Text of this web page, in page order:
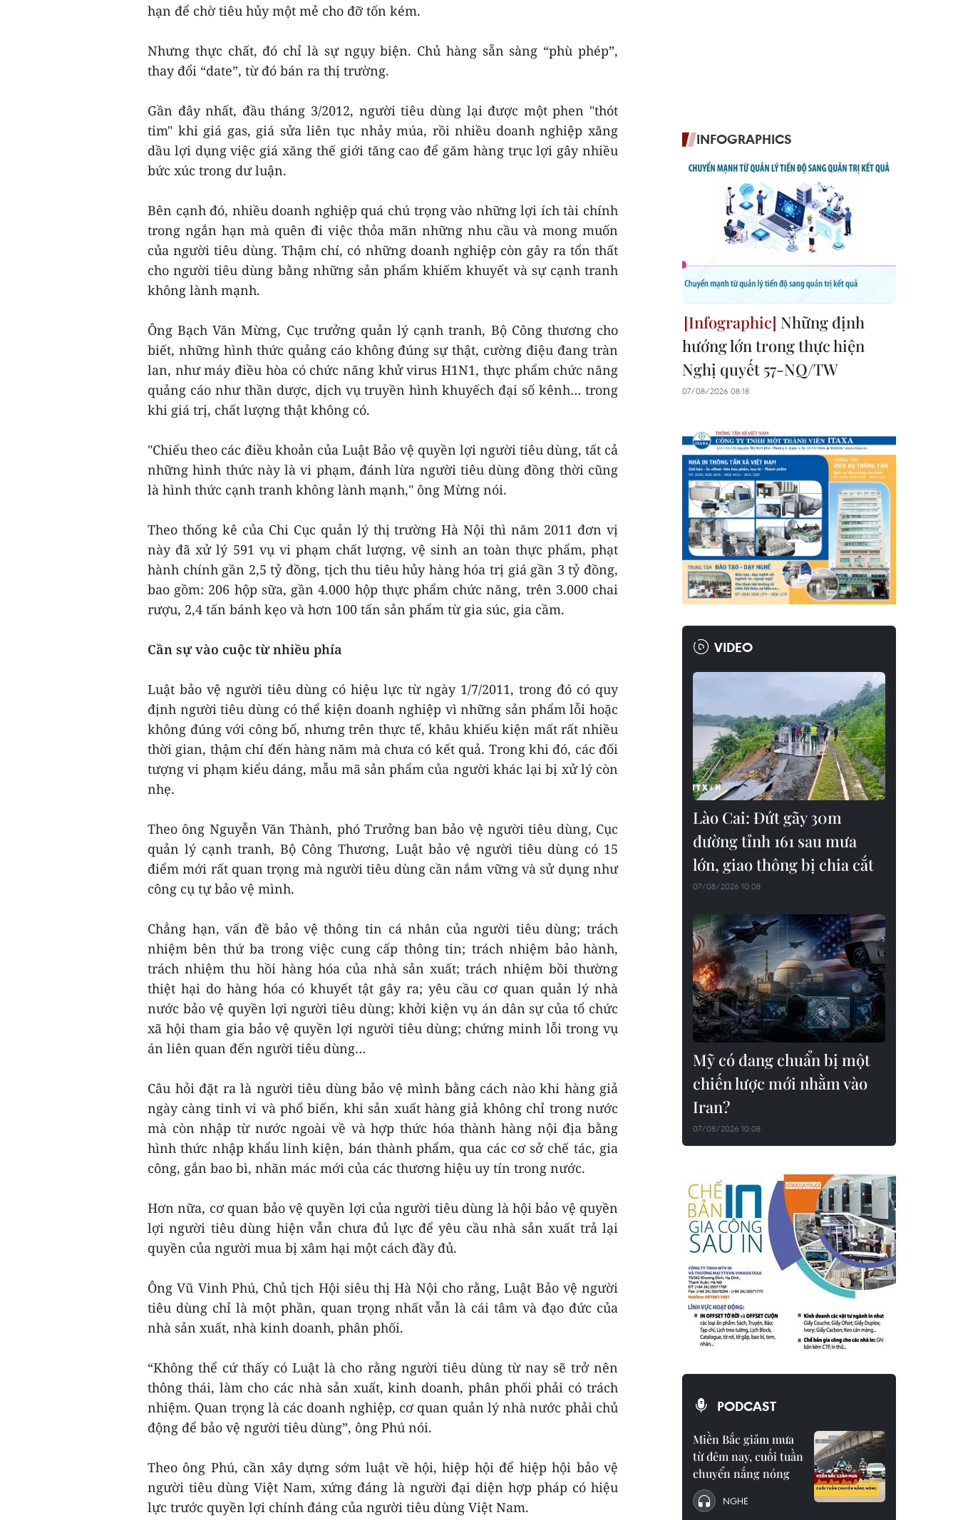
hạn để chờ tiêu hủy một mẻ cho đỡ tốn kém.
Nhưng thực chất, đó chỉ là sự ngụy biện. Chủ hàng sẵn sàng “phù phép”,
thay đổi “date”, từ đó bán ra thị trường.
Gần đây nhất, đầu tháng 3/2012, người tiêu dùng lại được một phen "thót
tim" khi giá gas, giá sửa liên tục nhảy múa, rồi nhiều doanh nghiệp xăng
dầu lợi dụng việc giá xăng thế giới tăng cao để găm hàng trục lợi gây nhiều
bức xúc trong dư luận.
Bên cạnh đó, nhiều doanh nghiệp quá chú trọng vào những lợi ích tài chính
trong ngắn hạn mà quên đi việc thỏa mãn những nhu cầu và mong muốn
của người tiêu dùng. Thậm chí, có những doanh nghiệp còn gây ra tổn thất
cho người tiêu dùng bằng những sản phẩm khiếm khuyết và sự cạnh tranh
không lành mạnh.
Ông Bạch Văn Mừng, Cục trưởng quản lý cạnh tranh, Bộ Công thương cho
biết, những hình thức quảng cáo không đúng sự thật, cường điệu đang tràn
lan, như máy điều hòa có chức năng khử virus H1N1, thực phẩm chức năng
quảng cáo như thần dược, dịch vụ truyền hình khuyếch đại số kênh… trong
khi giá trị, chất lượng thật không có.
"Chiếu theo các điều khoản của Luật Bảo vệ quyền lợi người tiêu dùng, tất cả
những hình thức này là vi phạm, đánh lừa người tiêu dùng đồng thời cũng
là hình thức cạnh tranh không lành mạnh," ông Mừng nói.
Theo thống kê của Chi Cục quản lý thị trường Hà Nội thì năm 2011 đơn vị
này đã xử lý 591 vụ vi phạm chất lượng, vệ sinh an toàn thực phẩm, phạt
hành chính gần 2,5 tỷ đồng, tịch thu tiêu hủy hàng hóa trị giá gần 3 tỷ đồng,
bao gồm: 206 hộp sữa, gần 4.000 hộp thực phẩm chức năng, trên 3.000 chai
rượu, 2,4 tấn bánh kẹo và hơn 100 tấn sản phẩm từ gia súc, gia cầm.
Cần sự vào cuộc từ nhiều phía
Luật bảo vệ người tiêu dùng có hiệu lực từ ngày 1/7/2011, trong đó có quy
định người tiêu dùng có thể kiện doanh nghiệp vì những sản phẩm lỗi hoặc
không đúng với công bố, nhưng trên thực tế, khâu khiếu kiện mất rất nhiều
thời gian, thậm chí đến hàng năm mà chưa có kết quả. Trong khi đó, các đối
tượng vi phạm kiểu dáng, mẫu mã sản phẩm của người khác lại bị xử lý còn
nhẹ.
Theo ông Nguyễn Văn Thành, phó Trưởng ban bảo vệ người tiêu dùng, Cục
quản lý cạnh tranh, Bộ Công Thương, Luật bảo vệ người tiêu dùng có 15
điểm mới rất quan trọng mà người tiêu dùng cần nắm vững và sử dụng như
công cụ tự bảo vệ mình.
Chẳng hạn, vấn đề bảo vệ thông tin cá nhân của người tiêu dùng; trách
nhiệm bên thứ ba trong việc cung cấp thông tin; trách nhiệm bảo hành,
trách nhiệm thu hồi hàng hóa của nhà sản xuất; trách nhiệm bồi thường
thiệt hại do hàng hóa có khuyết tật gây ra; yêu cầu cơ quan quản lý nhà
nước bảo vệ quyền lợi người tiêu dùng; khởi kiện vụ án dân sự của tổ chức
xã hội tham gia bảo vệ quyền lợi người tiêu dùng; chứng minh lỗi trong vụ
án liên quan đến người tiêu dùng…
Câu hỏi đặt ra là người tiêu dùng bảo vệ mình bằng cách nào khi hàng giả
ngày càng tinh vi và phổ biến, khi sản xuất hàng giả không chỉ trong nước
mà còn nhập từ nước ngoài về và hợp thức hóa thành hàng nội địa bằng
hình thức nhập khẩu linh kiện, bán thành phẩm, qua các cơ sở chế tác, gia
công, gắn bao bì, nhãn mác mới của các thương hiệu uy tín trong nước.
Hơn nữa, cơ quan bảo vệ quyền lợi của người tiêu dùng là hội bảo vệ quyền
lợi người tiêu dùng hiện vẫn chưa đủ lực để yêu cầu nhà sản xuất trả lại
quyền của người mua bị xâm hại một cách đầy đủ.
Ông Vũ Vinh Phú, Chủ tịch Hội siêu thị Hà Nội cho rằng, Luật Bảo vệ người
tiêu dùng chỉ là một phần, quan trọng nhất vẫn là cái tâm và đạo đức của
nhà sản xuất, nhà kinh doanh, phân phối.
“Không thể cứ thấy có Luật là cho rằng người tiêu dùng từ nay sẽ trở nên
thông thái, làm cho các nhà sản xuất, kinh doanh, phân phối phải có trách
nhiệm. Quan trọng là các doanh nghiệp, cơ quan quản lý nhà nước phải chủ
động để bảo vệ người tiêu dùng”, ông Phú nói.
Theo ông Phú, cần xây dựng sớm luật về hội, hiệp hội để hiệp hội bảo vệ
người tiêu dùng Việt Nam, xứng đáng là người đại diện hợp pháp có hiệu
lực trước quyền lợi chính đáng của người tiêu dùng Việt Nam.
INFOGRAPHICS
Những định
hướng lớn trong thực hiện
Nghị quyết 57-NQ/TW
07/08/2026 08:18
VIDEO
Lào Cai: Đứt gãy 30m
đường tỉnh 161 sau mưa
lớn, giao thông bị chia cắt
07/08/2026 10:08
Mỹ có đang chuẩn bị một
chiến lược mới nhằm vào
Iran?
07/08/2026 10:08
PODCAST
Miền Bắc giảm mưa
từ đêm nay, cuối tuần
chuyển nắng nóng
NGHE